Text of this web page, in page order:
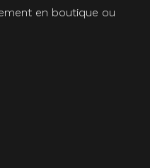
en boutique ou